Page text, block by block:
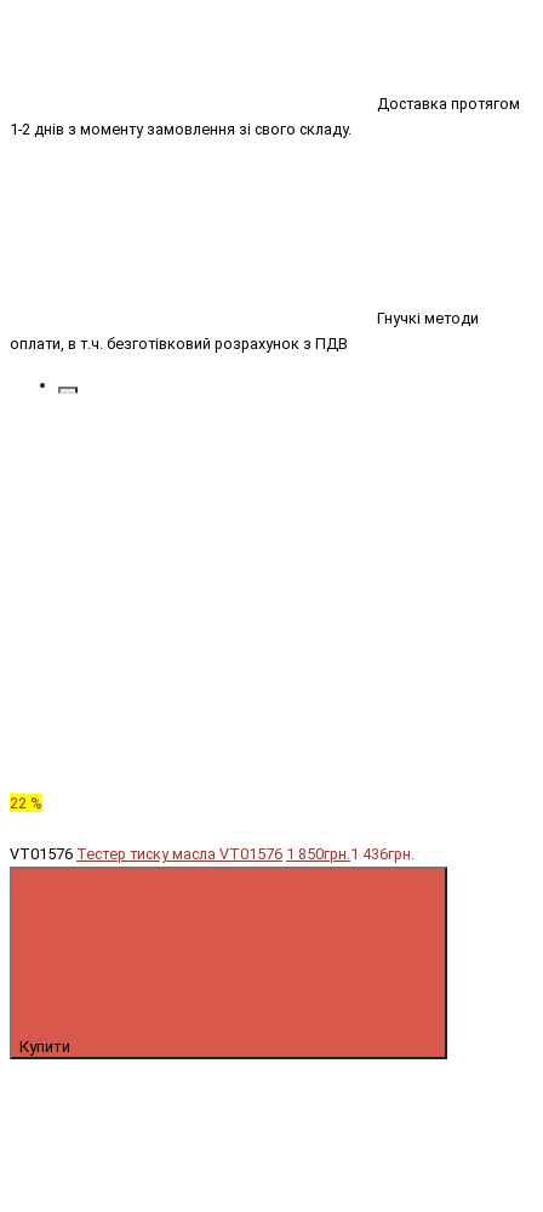
Доставка протягом
1-2 днів з моменту замовлення зі свого складу.
Гнучкі методи
оплати, в т.ч. безготівковий розрахунок з ПДВ
22 %
VT01576 Тестер тиску масла VT01576 1 850грн.1 436грн.
Купити